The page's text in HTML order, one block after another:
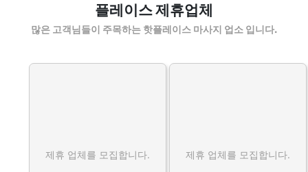
플레이스 제휴업체
많은 고객님들이 주목하는 핫플레이스 마사지 업소 입니다.
제휴 업체를 모집합니다. 제휴 업체를 모집합니다.